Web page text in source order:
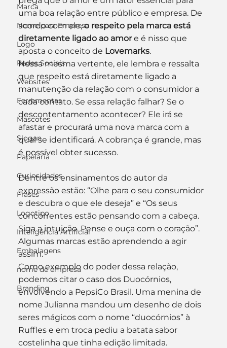
Marca
Nome para Empresa
Logo
Redes Sociais
Websites
Ferramentas
Mascotes
Slogan
Papelaria
Curiosidades
Frases
Logotipo
Inteligência Artificial
Embalagens
nome de empresa
Branding
uma boa relação entre público e empresa. De
acordo com ele, o respeito pela marca está
diretamente ligado ao amor e é nisso que
aposta o conceito de Lovemarks.
Nessa mesma vertente, ele lembra e ressalta
que respeito está diretamente ligado a
manutenção da relação com o consumidor a
cada contato. Se essa relação falhar? Se o
descontentamento acontecer? Ele irá se
afastar e procurará uma nova marca com a
qual se identificará. A cobrança é grande, mas
é possível obter sucesso.
Dentre os ensinamentos do autor da
expressão estão: “Olhe para o seu consumidor
e descubra o que ele deseja” e “Os seus
concorrentes estão pensando com a cabeça.
Siga a intuição. Pense e ouça com o coração”.
Algumas marcas estão aprendendo a agir
assim.
Como exemplo do poder dessa relação,
podemos citar o caso dos Duocórnios,
envolvendo a PepsiCo Brasil. Uma menina de
nome Julianna mandou um desenho de dois
seres mágicos com o nome “duocórnios” à
Ruffles e em troca pediu a batata sabor
costelinha que tinha edição limitada.